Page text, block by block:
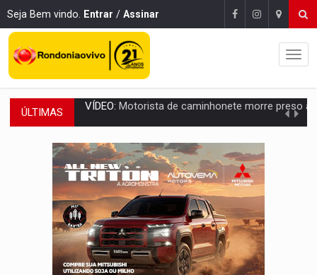
Seja Bem vindo. Entrar / Assinar
ÚLTIMAS LAZER:Seis lugares gratuitos para aproveitar o fim de semana
VÍDEO:FTICCO e Força Tática prendem membro do CV com arma e drogas
INCLUSÃO:Prefeitura fortalece parceria com a APAE para ampliar ações
DEFESA:Exército testa inovações no combate a drones durante
TEMAS SOCIOAMBIENTAIS:Em Itapuã do Oeste, CINEMAZÔNIA leva cinema
PREVISÃO:Interior de Rondônia terá sábado (8) de calor intenso